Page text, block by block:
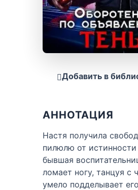
Добавить в
АННОТАЦИЯ
Настя получила
пилюлю от
бывшая
ломает ногу, танцуя
умело подделывает